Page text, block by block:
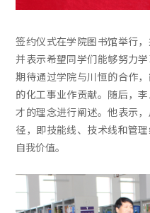
签约仪式在学院图书馆举行
并表示希望同学们能够努力
期待通过学院与川恒的合作
的化工事业作贡献。随后，
才的理念进行阐述。他表示
径，即技能线、技术线和管
自我价值。